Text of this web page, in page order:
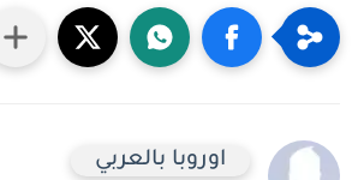
اوروبا بالعربي